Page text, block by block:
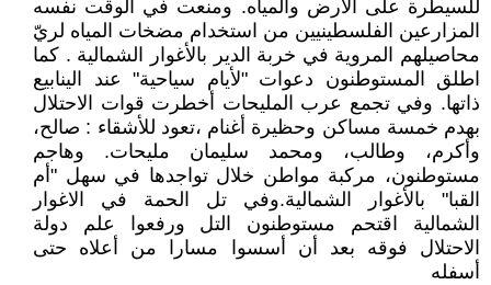
للسيطرة على الأرض والمياه. ومنعت في الوقت نفسه
المزارعين الفلسطينيين من استخدام مضخات المياه لريّ
محاصيلهم المروية في خربة الدير بالأغوار الشمالية . كما
اطلق المستوطنون دعوات "لأيام سياحية" عند الينابيع
ذاتها. وفي تجمع عرب المليحات أخطرت قوات الاحتلال
بهدم خمسة مساكن وحظيرة أغنام ،تعود للأشقاء : صالح،
وأكرم، وطالب، ومحمد سليمان مليحات. وهاجم
مستوطنون، مركبة مواطن خلال تواجدها في سهل "أم
القبا" بالأغوار الشمالية.وفي تل الحمة في الاغوار
الشمالية اقتحم مستوطنون التل ورفعوا علم دولة
الاحتلال فوقه بعد أن أسسوا مسارا من أعلاه حتى
أسفله